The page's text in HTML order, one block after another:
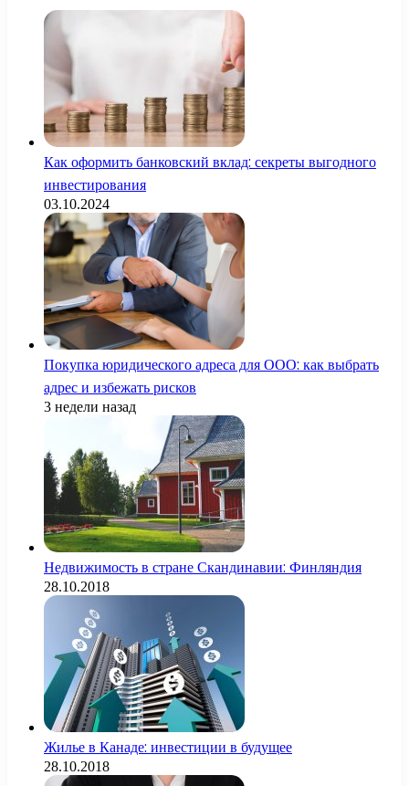
Как оформить банковский вклад: секреты выгодного
инвестирования
03.10.2024
Покупка юридического адреса для ООО: как выбрать
адрес и избежать рисков
3 недели назад
Недвижимость в стране Скандинавии: Финляндия
28.10.2018
Жилье в Канаде: инвестиции в будущее
28.10.2018